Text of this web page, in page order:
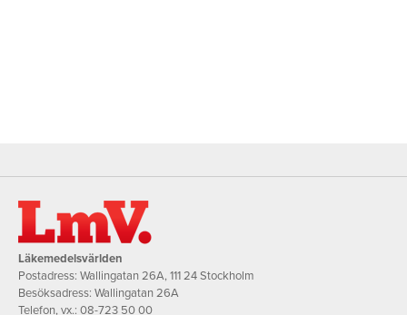
Läkemedelsvärlden
Postadress: Wallingatan 26A, 111 24 Stockholm
Besöksadress: Wallingatan 26A
Telefon, vx.: 08-723 50 00